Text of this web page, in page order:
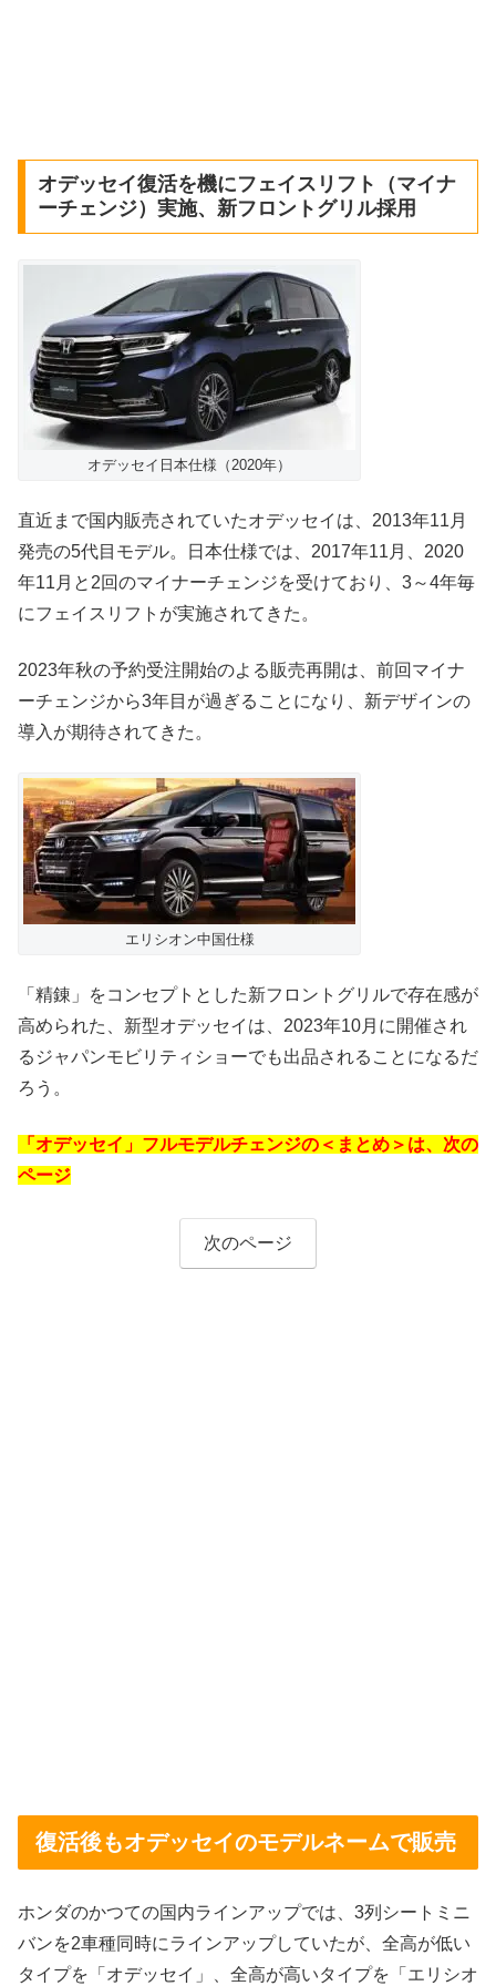
オデッセイ復活を機にフェイスリフト（マイナ
ーチェンジ）実施、新フロントグリル採用
オデッセイ日本仕様（2020年）
直近まで国内販売されていたオデッセイは、2013年11月
発売の5代目モデル。日本仕様では、2017年11月、2020
年11月と2回のマイナーチェンジを受けており、3～4年毎
にフェイスリフトが実施されてきた。
2023年秋の予約受注開始のよる販売再開は、前回マイナ
ーチェンジから3年目が過ぎることになり、新デザインの
導入が期待されてきた。
エリシオン中国仕様
「精錬」をコンセプトとした新フロントグリルで存在感が
高められた、新型オデッセイは、2023年10月に開催され
るジャパンモビリティショーでも出品されることになるだ
ろう。
「オデッセイ」フルモデルチェンジの＜まとめ＞は、次の
ページ
次のページ
復活後もオデッセイのモデルネームで販売
ホンダのかつての国内ラインアップでは、3列シートミニ
バンを2車種同時にラインアップしていたが、全高が低い
タイプを「オデッセイ」、全高が高いタイプを「エリシオ